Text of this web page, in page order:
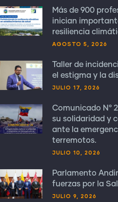
Más de 900
inician
resiliencia
AGOSTO 5, 2026
Taller de
el estigma y la
JULIO 17, 2026
Comunicado N°
su solidaridad y
ante la
terremotos.
JULIO 10, 2026
Parlamento
fuerzas por la
JULIO 9, 2026